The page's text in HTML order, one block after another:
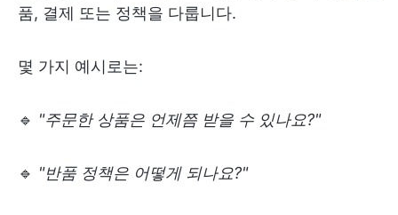
품, 결제 또는 정책을 다룹니다.
몇 가지 예시로는:
🔹 "주문한 상품은 언제쯤 받을 수 있나요?"
🔹 "반품 정책은 어떻게 되나요?"